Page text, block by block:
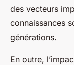
des vecteurs
connaissances
générations.
En outre,